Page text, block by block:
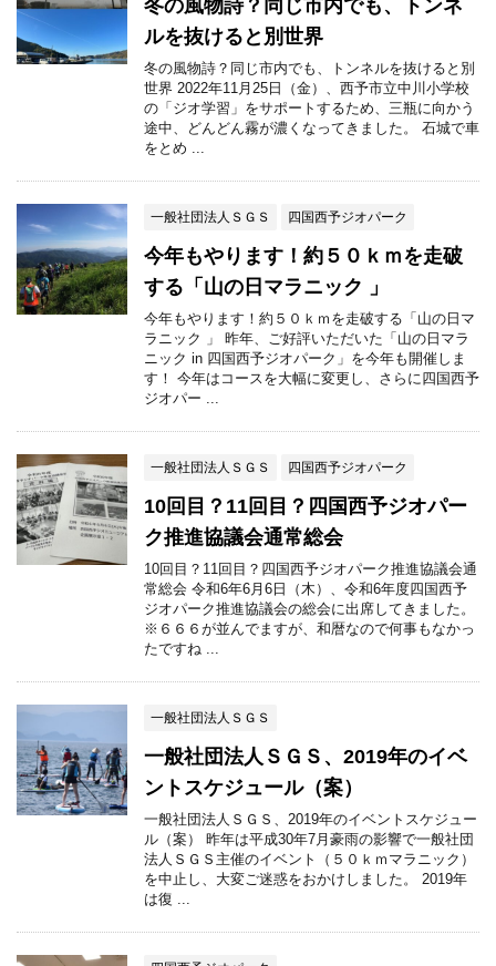
冬の風物詩？同じ市内でも、トンネ
ルを抜けると別世界
冬の風物詩？同じ市内でも、トンネルを抜けると別
世界 2022年11月25日（金）、西予市立中川小学校
の「ジオ学習」をサポートするため、三瓶に向かう
途中、どんどん霧が濃くなってきました。 石城で車
をとめ ...
一般社団法人ＳＧＳ 四国西予ジオパーク
今年もやります！約５０ｋｍを走破
する「山の日マラニック 」
今年もやります！約５０ｋｍを走破する「山の日マ
ラニック 」 昨年、ご好評いただいた「山の日マラ
ニック in 四国西予ジオパーク」を今年も開催しま
す！ 今年はコースを大幅に変更し、さらに四国西予
ジオパー ...
一般社団法人ＳＧＳ 四国西予ジオパーク
10回目？11回目？四国西予ジオパー
ク推進協議会通常総会
10回目？11回目？四国西予ジオパーク推進協議会通
常総会 令和6年6月6日（木）、令和6年度四国西予
ジオパーク推進協議会の総会に出席してきました。
※６６６が並んでますが、和暦なので何事もなかっ
たですね ...
一般社団法人ＳＧＳ
一般社団法人ＳＧＳ、2019年のイベ
ントスケジュール（案）
一般社団法人ＳＧＳ、2019年のイベントスケジュー
ル（案） 昨年は平成30年7月豪雨の影響で一般社団
法人ＳＧＳ主催のイベント（５０ｋｍマラニック）
を中止し、大変ご迷惑をおかけしました。 2019年
は復 ...